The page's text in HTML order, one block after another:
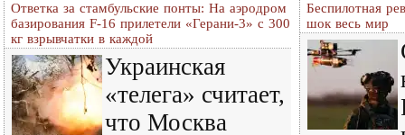
Ответка за стамбульские понты: На аэродром
базирования F-16 прилетели «Герани-3» с 300
кг взрывчатки в каждой
Украинская
«телега» считает,
что Москва
Беспилотная
шок весь мир